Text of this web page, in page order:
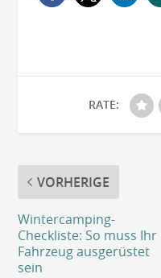
RATE:
VORHERIGE
Wintercamping-
Checkliste: So muss Ihr
Fahrzeug ausgerüstet
sein